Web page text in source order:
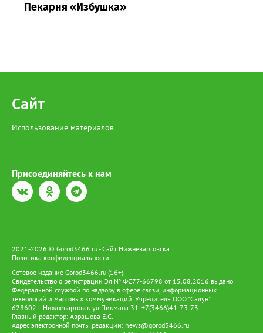
Пекарня «Избушка»
Сайт
Использование материалов
Присоединяйтесь к нам
2021-2026 © Gorod3466.ru - Сайт Нижневартовска
Политика конфиденциальности
Сетевое издание Gorod3466.ru (16+).
Свидетельство о регистрации Эл № ФС77-66798 от 15.08.2016 выдано
Федеральной службой по надзору в сфере связи, информационных
технологий и массовых коммуникаций. Учредитель ООО "Салун"
628602 г. Нижневартовск ул.Пикмана 31. +7(3466)41-73-73
Главный редактор: Аврашова Е.С.
Адрес электронной почты редакции: news@gorod3466.ru